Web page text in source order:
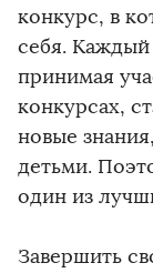
конкурс, в
себя. Каждый
принимая
конкурсах,
новые
детьми.
один из
Завершить